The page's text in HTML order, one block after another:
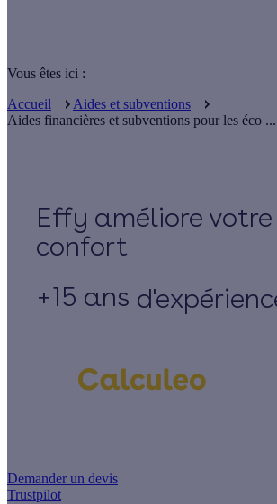
Vous êtes ici :
Accueil
Aides et subventions
Aides financières et subventions pour les éco ...
Effy
+15 ans
Demander un devis
Trustpilot